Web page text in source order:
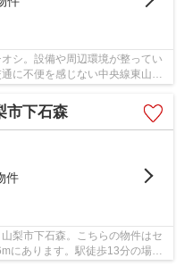
シ。設備や周辺環境が整ってい
に不便を感じない中央線東山梨
ご依頼...
下石森
件
梨市下石森。こちらの物件はセ
にあります。駅徒歩13分の場所